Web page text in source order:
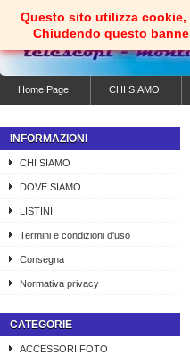
Home Page CHI SIAMO
INFORMAZIONI
CHI SIAMO
DOVE SIAMO
LISTINI
Termini e condizioni d'uso
Consegna
Normativa privacy
CATEGORIE
ACCESSORI FOTO
Questo sito utilizza cookie,
Chiudendo questo